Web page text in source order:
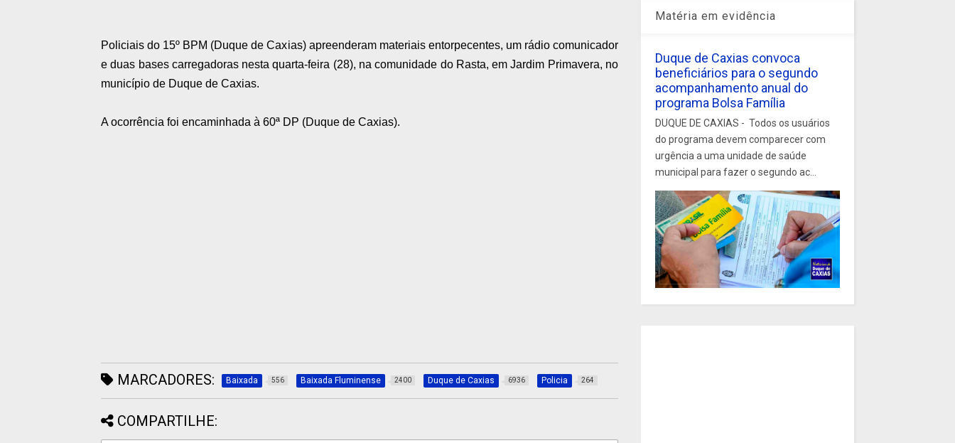
Policiais do 15º BPM (Duque de Caxias) apreenderam materiais entorpecentes, um rádio comunicador
e duas bases carregadoras nesta quarta-feira (28), na comunidade do Rasta, em Jardim Primavera, no
município de Duque de Caxias.
A ocorrência foi encaminhada à 60ª DP (Duque de Caxias).
MARCADORES: Baixada 556 Baixada Fluminense 2400 Duque de Caxias 6936 Policia 264
COMPARTILHE:
Matéria em evidência
Duque de Caxias convoca
beneficiários para o segundo
acompanhamento anual do
programa Bolsa Família
DUQUE DE CAXIAS - Todos os usuários
do programa devem comparecer com
urgência a uma unidade de saúde
municipal para fazer o segundo ac...